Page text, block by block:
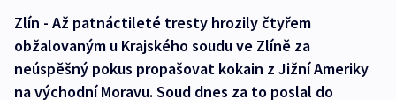
Zlín - Až patnáctileté tresty hrozily čtyřem
obžalovaným u Krajského soudu ve Zlíně za
neúspěšný pokus propašovat kokain z Jižní Ameriky
na východní Moravu. Soud dnes za to poslal do